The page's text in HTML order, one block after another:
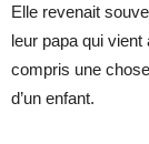
Elle revenait
leur papa qui vient
compris une
d’un enfant.